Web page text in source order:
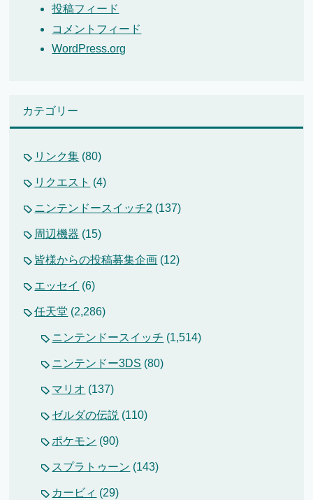
投稿フィード
コメントフィード
WordPress.org
カテゴリー
リンク集 (80)
リクエスト (4)
ニンテンドースイッチ2 (137)
周辺機器 (15)
皆様からの投稿募集企画 (12)
エッセイ (6)
任天堂 (2,286)
ニンテンドースイッチ (1,514)
ニンテンドー3DS (80)
マリオ (137)
ゼルダの伝説 (110)
ポケモン (90)
スプラトゥーン (143)
カービィ (29)